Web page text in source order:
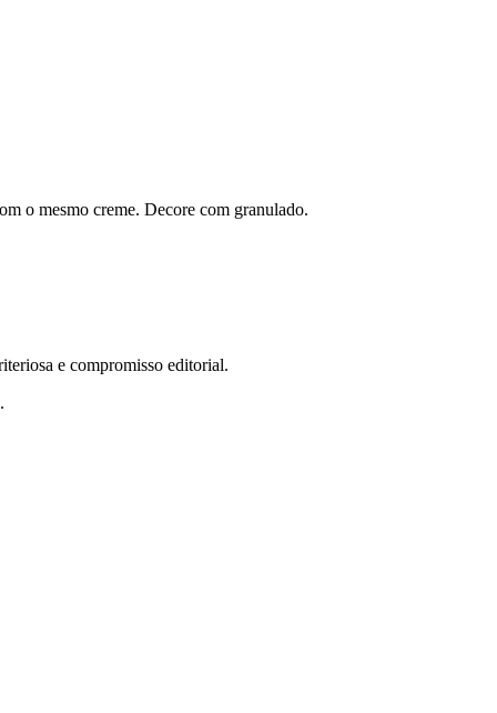
o mesmo creme. Decore com granulado.
e compromisso editorial.